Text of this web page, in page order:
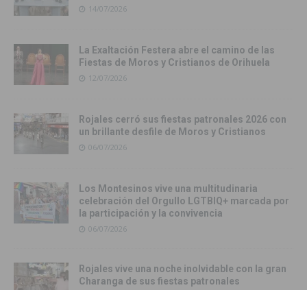
14/07/2026
La Exaltación Festera abre el camino de las
Fiestas de Moros y Cristianos de Orihuela
12/07/2026
Rojales cerró sus fiestas patronales 2026 con
un brillante desfile de Moros y Cristianos
06/07/2026
Los Montesinos vive una multitudinaria
celebración del Orgullo LGTBIQ+ marcada por
la participación y la convivencia
06/07/2026
Rojales vive una noche inolvidable con la gran
Charanga de sus fiestas patronales